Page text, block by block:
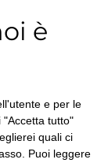
è
e per le
"Accetta tutto"
quali ci
Puoi leggere